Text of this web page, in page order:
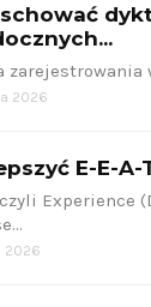
zarejestrowania
2026
E-E-A-
czyli Experience
2026